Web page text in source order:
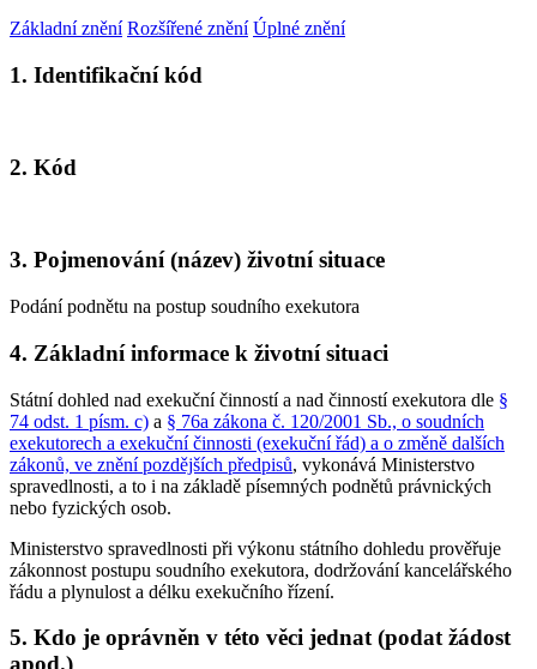
Základní znění Rozšířené znění Úplné znění
1. Identifikační kód
2. Kód
3. Pojmenování (název) životní situace
Podání podnětu na postup soudního exekutora
4. Základní informace k životní situaci
Státní dohled nad exekuční činností a nad činností exekutora dle §
74 odst. 1 písm. c) a § 76a zákona č. 120/2001 Sb., o soudních
exekutorech a exekuční činnosti (exekuční řád) a o změně dalších
zákonů, ve znění pozdějších předpisů, vykonává Ministerstvo
spravedlnosti, a to i na základě písemných podnětů právnických
nebo fyzických osob.
Ministerstvo spravedlnosti při výkonu státního dohledu prověřuje
zákonnost postupu soudního exekutora, dodržování kancelářského
řádu a plynulost a délku exekučního řízení.
5. Kdo je oprávněn v této věci jednat (podat žádost